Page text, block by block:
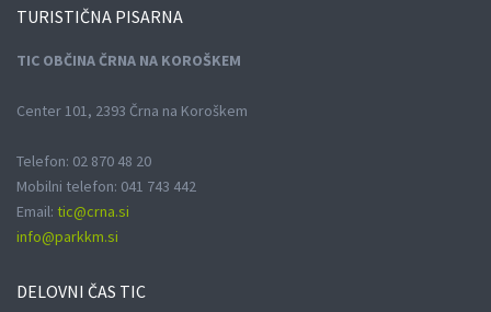
TURISTIČNA PISARNA
TIC OBČINA ČRNA NA KOROŠKEM
Center 101, 2393 Črna na Koroškem
Telefon: 02 870 48 20
Mobilni telefon: 041 743 442
Email: tic@crna.si
info@parkkm.si
DELOVNI ČAS TIC